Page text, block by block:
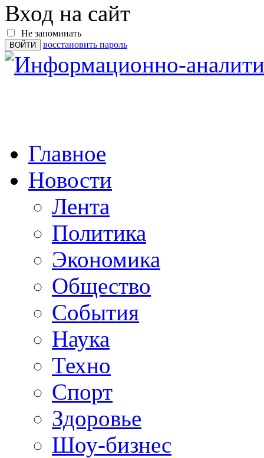
Вход на сайт
Не запоминать
восстановить пароль
Главное
Новости
Лента
Политика
Экономика
Общество
События
Наука
Техно
Спорт
Здоровье
Шоу-бизнес